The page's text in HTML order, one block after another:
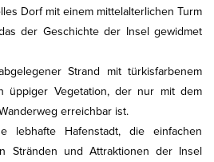
Dorf mit einem mittelalterlichen Turm
der Geschichte der Insel gewidmet
Strand mit türkisfarbenem
üppiger Vegetation, der nur mit dem
erreichbar ist.
lebhafte Hafenstadt, die einfachen
Stränden und Attraktionen der Insel